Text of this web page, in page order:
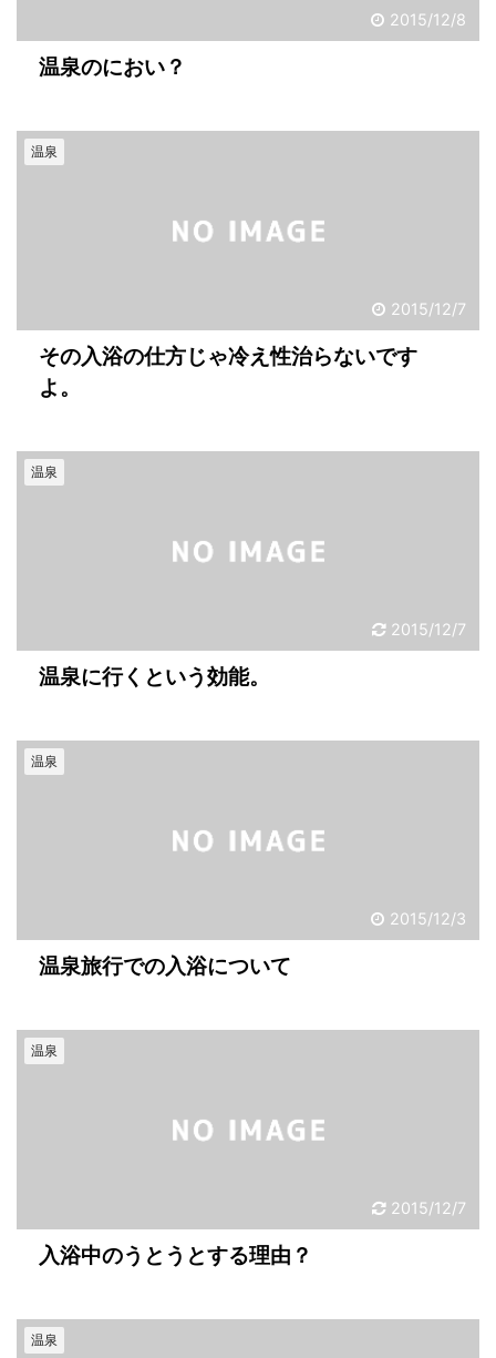
2015/12/8
温泉のにおい？
2015/12/7
温泉
その入浴の仕方じゃ冷え性治らないです
よ。
2015/12/7
温泉
温泉に行くという効能。
2015/12/3
温泉
温泉旅行での入浴について
2015/12/7
温泉
入浴中のうとうとする理由？
温泉